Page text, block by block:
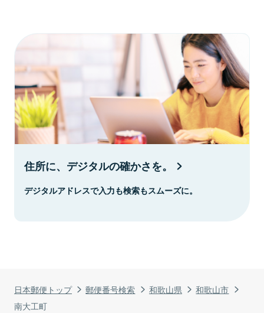
日本郵便トップ 郵便番号検索 和歌山県
和歌山市
南大工町
住所に、デジタルの確かさを。
デジタルアドレスで入力も検索もスムーズに。